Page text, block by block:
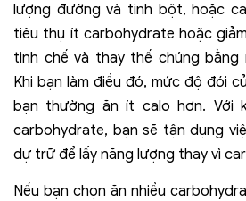
lượng đường và tinh bột, hoặc
tiêu thụ ít carbohydrate hoặc
tinh chế và thay thế chúng bằng
Khi bạn làm điều đó, mức độ đói
bạn thường ăn ít calo hơn. Với
carbohydrate, bạn sẽ tận dụng
dự trữ để lấy năng lượng thay vì
Nếu bạn chọn ăn nhiều